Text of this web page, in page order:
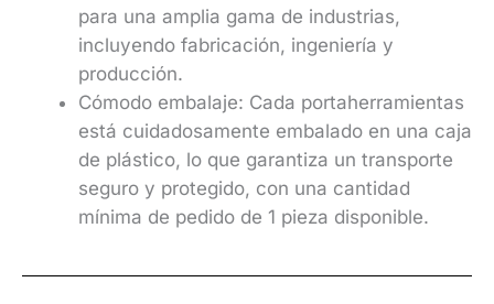
para una amplia gama de industrias,
incluyendo fabricación, ingeniería y
producción.
Cómodo embalaje: Cada portaherramientas
está cuidadosamente embalado en una caja
de plástico, lo que garantiza un transporte
seguro y protegido, con una cantidad
mínima de pedido de 1 pieza disponible.